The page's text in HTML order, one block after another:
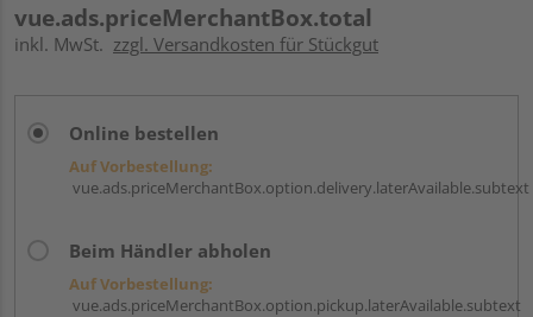
vue.ads.priceMerchantBox.total
inkl. MwSt. zzgl. Versandkosten für Stückgut
Online bestellen
Auf Vorbestellung:
vue.ads.priceMerchantBox.option.delivery.laterAvailable.subtext
Beim Händler abholen
Auf Vorbestellung:
vue.ads.priceMerchantBox.option.pickup.laterAvailable.subtext